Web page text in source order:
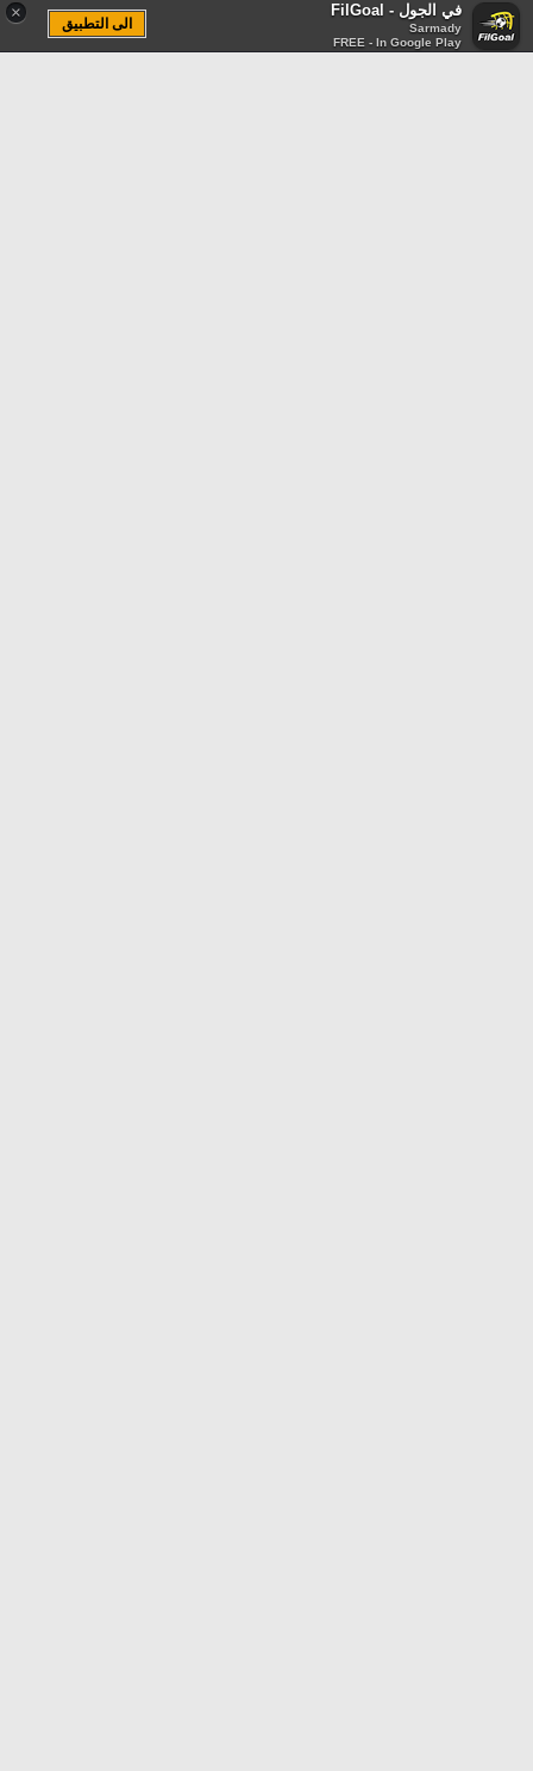
× في الجول - FilGoal
Sarmady
FREE - In Google Play
الى التطبيق